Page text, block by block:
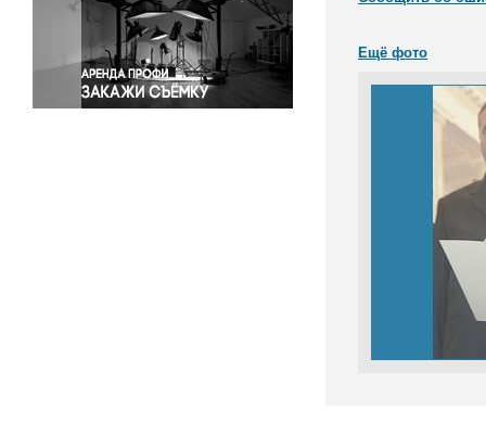
Спорт
Экология
Экономика и бизнес
Ещё фото